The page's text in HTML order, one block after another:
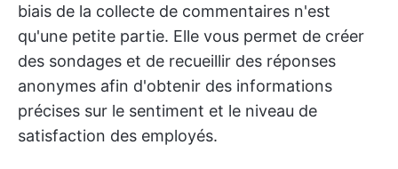
biais de la collecte de commentaires n'est
qu'une petite partie. Elle vous permet de créer
des sondages et de recueillir des réponses
anonymes afin d'obtenir des informations
précises sur le sentiment et le niveau de
satisfaction des employés.